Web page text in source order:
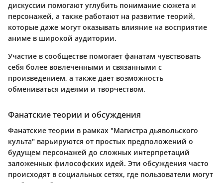
дискуссии помогают углубить понимание сюжета и
персонажей, а также работают на развитие теорий,
которые даже могут оказывать влияние на восприятие
аниме в широкой аудитории.
Участие в сообществе помогает фанатам чувствовать
себя более вовлеченными и связанными с
произведением, а также дает возможность
обмениваться идеями и творчеством.
Фанатские теории и обсуждения
Фанатские теории в рамках "Магистра дьявольского
культа" варьируются от простых предположений о
будущем персонажей до сложных интерпретаций
заложенных философских идей. Эти обсуждения часто
происходят в социальных сетях, где пользователи могут